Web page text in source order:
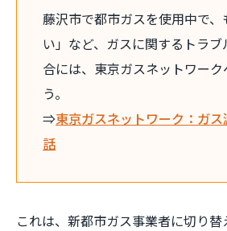
藤沢市で都市ガスを使用中で
い」など、ガスに関するトラ
合には、東京ガスネットワーク
う。
⇒東京ガスネットワーク：ガ
話
これは、新都市ガス事業者に切り